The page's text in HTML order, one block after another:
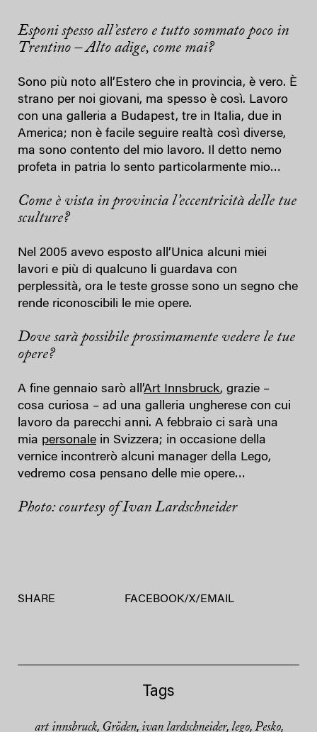
Esponi spesso all’estero e tutto sommato poco in
Trentino – Alto adige, come mai?
Sono più noto all’Estero che in provincia, è vero. È
strano per noi giovani, ma spesso è così. Lavoro
con una galleria a Budapest, tre in Italia, due in
America; non è facile seguire realtà così diverse,
ma sono contento del mio lavoro. Il detto nemo
profeta in patria lo sento particolarmente mio…
Come è vista in provincia l’eccentricità delle tue
sculture?
Nel 2005 avevo esposto all’Unica alcuni miei
lavori e più di qualcuno li guardava con
perplessità, ora le teste grosse sono un segno che
rende riconoscibili le mie opere.
Dove sarà possibile prossimamente vedere le tue
opere?
A fine gennaio sarò all’Art Innsbruck, grazie –
cosa curiosa – ad una galleria ungherese con cui
lavoro da parecchi anni. A febbraio ci sarà una
mia personale in Svizzera; in occasione della
vernice incontrerò alcuni manager della Lego,
vedremo cosa pensano delle mie opere…
Photo: courtesy of Ivan Lardschneider
SHARE FACEBOOK/X/EMAIL
Tags
art innsbruck, Gröden, ivan lardschneider, lego, Pesko,